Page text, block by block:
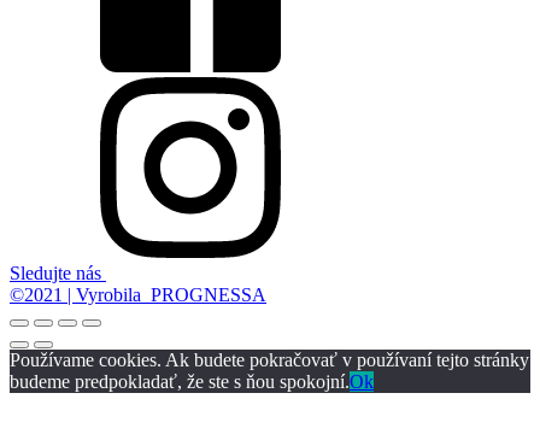
Sledujte nás
©2021 | Vyrobila PROGNESSA
Používame cookies. Ak budete pokračovať v používaní tejto stránky
budeme predpokladať, že ste s ňou spokojní.Ok